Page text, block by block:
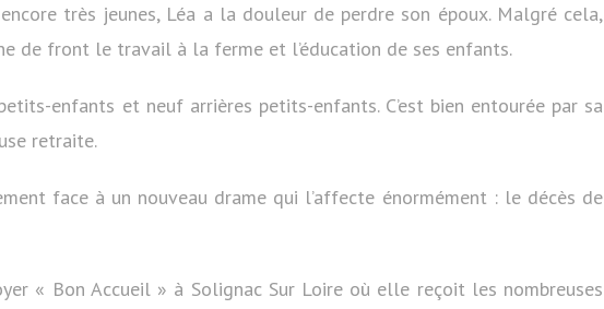
très jeunes, Léa a la douleur de perdre son époux. Malgré cela,
de front le travail à la ferme et l’éducation de ses enfants.
enfants et neuf arrières petits-enfants. C’est bien entourée par sa
retraite.
face à un nouveau drame qui l’affecte énormément : le décès de
« Bon Accueil » à Solignac Sur Loire où elle reçoit les nombreuses